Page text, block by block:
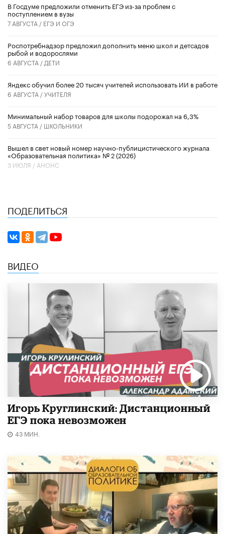
В Госдуме предложили отменить ЕГЭ из-за проблем с
поступлением в вузы
7 АВГУСТА / ЕГЭ И ОГЭ
Роспотребнадзор предложил дополнить меню школ и детсадов
рыбой и водорослями
6 АВГУСТА / ДЕТИ
​Яндекс обучил более 20 тысяч учителей использовать ИИ в работе
6 АВГУСТА /УЧИТЕЛЯ
Минимальный набор товаров для школы подорожал на 6,3%
5 АВГУСТА / ШКОЛЬНИКИ
Вышел в свет новый номер научно-публицистического журнала
«Образовательная политика» № 2 (2026)
3 ИЮЛЯ / АНОНС
ПОДЕЛИТЬСЯ
ВИДЕО
Игорь Круглинский: Дистанционный
ЕГЭ пока невозможен
43 МИН.